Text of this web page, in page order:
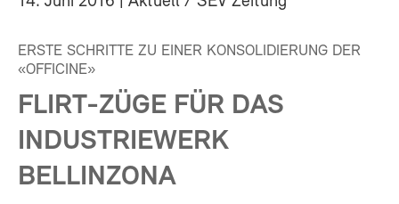
ERSTE SCHRITTE ZU EINER KONSOLIDIERUNG DER
«OFFICINE»
FLIRT-ZÜGE FÜR DAS
INDUSTRIEWERK
BELLINZONA